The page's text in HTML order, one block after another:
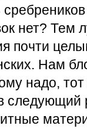
нет? Тем
почти
Нам
надо, тот